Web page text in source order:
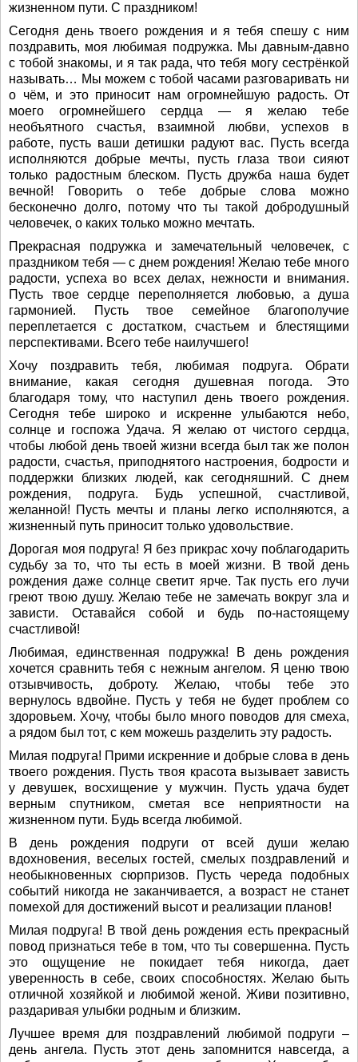
жизненном пути. С праздником!
Сегодня день твоего рождения и я тебя спешу с ним
поздравить, моя любимая подружка. Мы давным-давно
с тобой знакомы, и я так рада, что тебя могу сестрёнкой
называть… Мы можем с тобой часами разговаривать ни
о чём, и это приносит нам огромнейшую радость. От
моего огромнейшего сердца — я желаю тебе
необъятного счастья, взаимной любви, успехов в
работе, пусть ваши детишки радуют вас. Пусть всегда
исполняются добрые мечты, пусть глаза твои сияют
только радостным блеском. Пусть дружба наша будет
вечной! Говорить о тебе добрые слова можно
бесконечно долго, потому что ты такой добродушный
человечек, о каких только можно мечтать.
Прекрасная подружка и замечательный человечек, с
праздником тебя — с днем рождения! Желаю тебе много
радости, успеха во всех делах, нежности и внимания.
Пусть твое сердце переполняется любовью, а душа
гармонией. Пусть твое семейное благополучие
переплетается с достатком, счастьем и блестящими
перспективами. Всего тебе наилучшего!
Хочу поздравить тебя, любимая подруга. Обрати
внимание, какая сегодня душевная погода. Это
благодаря тому, что наступил день твоего рождения.
Сегодня тебе широко и искренне улыбаются небо,
солнце и госпожа Удача. Я желаю от чистого сердца,
чтобы любой день твоей жизни всегда был так же полон
радости, счастья, приподнятого настроения, бодрости и
поддержки близких людей, как сегодняшний. С днем
рождения, подруга. Будь успешной, счастливой,
желанной! Пусть мечты и планы легко исполняются, а
жизненный путь приносит только удовольствие.
Дорогая моя подруга! Я без прикрас хочу поблагодарить
судьбу за то, что ты есть в моей жизни. В твой день
рождения даже солнце светит ярче. Так пусть его лучи
греют твою душу. Желаю тебе не замечать вокруг зла и
зависти. Оставайся собой и будь по-настоящему
счастливой!
Любимая, единственная подружка! В день рождения
хочется сравнить тебя с нежным ангелом. Я ценю твою
отзывчивость, доброту. Желаю, чтобы тебе это
вернулось вдвойне. Пусть у тебя не будет проблем со
здоровьем. Хочу, чтобы было много поводов для смеха,
а рядом был тот, с кем можешь разделить эту радость.
Милая подруга! Прими искренние и добрые слова в день
твоего рождения. Пусть твоя красота вызывает зависть
у девушек, восхищение у мужчин. Пусть удача будет
верным спутником, сметая все неприятности на
жизненном пути. Будь всегда любимой.
В день рождения подруги от всей души желаю
вдохновения, веселых гостей, смелых поздравлений и
необыкновенных сюрпризов. Пусть череда подобных
событий никогда не заканчивается, а возраст не станет
помехой для достижений высот и реализации планов!
Милая подруга! В твой день рождения есть прекрасный
повод признаться тебе в том, что ты совершенна. Пусть
это ощущение не покидает тебя никогда, дает
уверенность в себе, своих способностях. Желаю быть
отличной хозяйкой и любимой женой. Живи позитивно,
раздаривая улыбки родным и близким.
Лучшее время для поздравлений любимой подруги –
день ангела. Пусть этот день запомнится навсегда, а